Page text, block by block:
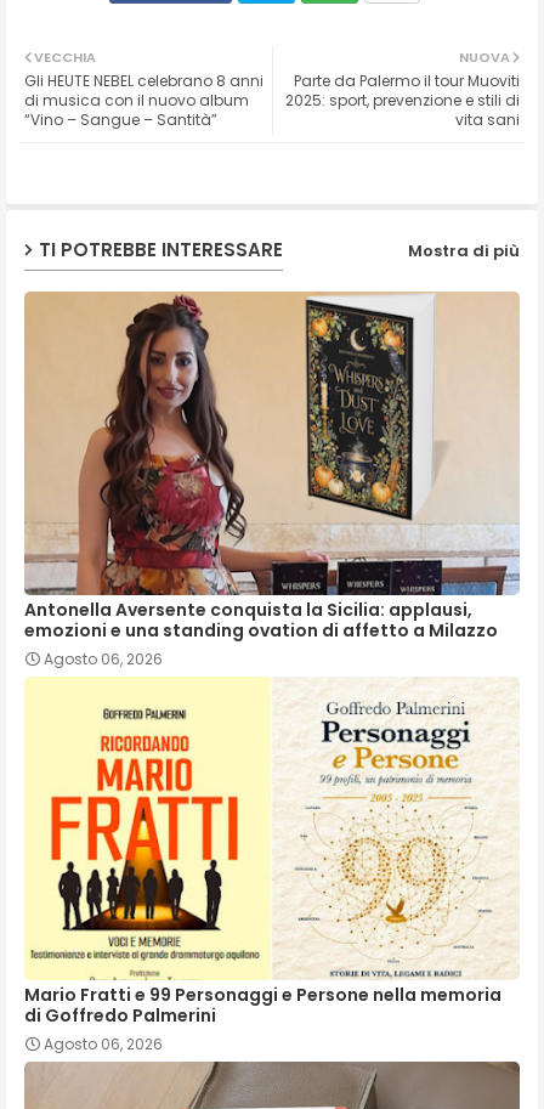
ter ats
NUOVA
Parte da Palermo il tour Muoviti
2025: sport, prevenzione e stili di
vita sani
VECCHIA
Gli HEUTE NEBEL celebrano 8 anni
di musica con il nuovo album
“Vino – Sangue – Santità”
TI POTREBBE INTERESSARE Mostra di più
Antonella Aversente conquista la Sicilia: applausi,
emozioni e una standing ovation di affetto a Milazzo
Agosto 06, 2026
Mario Fratti e 99 Personaggi e Persone nella memoria
di Goffredo Palmerini
Agosto 06, 2026